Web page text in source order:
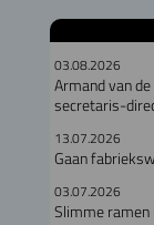
03.08.2026
Armand van
secretaris-
13.07.2026
Gaan
03.07.2026
Slimme ramen